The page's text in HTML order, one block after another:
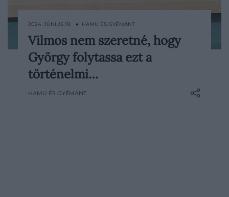
Vilmos herceg nem feltétlenül szeretné,
ha legidősebb fia, a 10 éves György herceg
az ő nyomdokaiba lépne, amikor felnő.
2024. JÚNIUS 19. ● HAMU ÉS GYÉMÁNT
Vilmos nem szeretné, hogy
György folytassa ezt a
történelmi…
HAMU ÉS GYÉMÁNT